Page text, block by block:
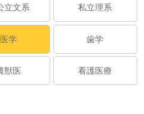
立文系 私立理系
医学 歯学
獣医 看護医療